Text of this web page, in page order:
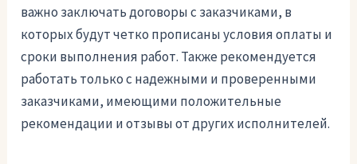
важно заключать договоры с заказчиками, в
которых будут четко прописаны условия оплаты и
сроки выполнения работ. Также рекомендуется
работать только с надежными и проверенными
заказчиками, имеющими положительные
рекомендации и отзывы от других исполнителей.